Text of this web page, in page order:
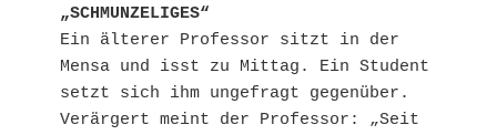
„SCHMUNZELIGES“
Ein älterer Professor sitzt in der
Mensa und isst zu Mittag. Ein Student
setzt sich ihm ungefragt gegenüber.
Verärgert meint der Professor: „Seit